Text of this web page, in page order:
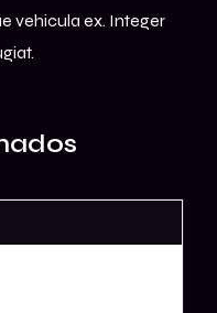
vehicula ex. Integer